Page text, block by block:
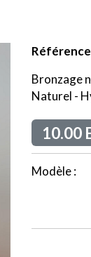
Référence
Bronzage
Naturel -
10.00
Modèle :